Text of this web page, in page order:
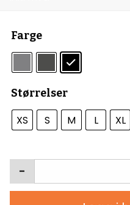
Farge
Størrelser
XS S M L XL
-